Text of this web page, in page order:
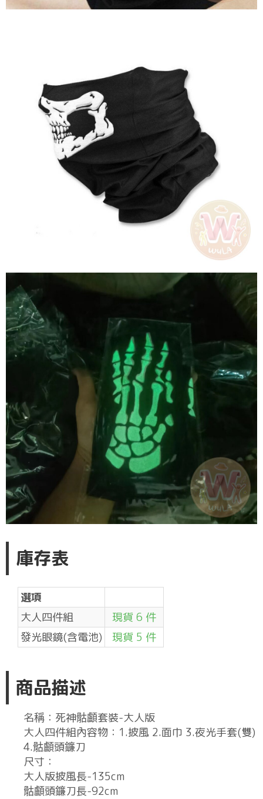
庫存表
選項
大人四件組
現貨 6 件
發光眼鏡(含電池)
現貨 5 件
商品描述
名稱：死神骷顱套裝-大人版
大人四件組內容物：1.披風 2.面巾 3.夜光手套(雙)
4.骷顱頭鐮刀
尺寸：
大人版披風長-135cm
骷顱頭鐮刀長-92cm